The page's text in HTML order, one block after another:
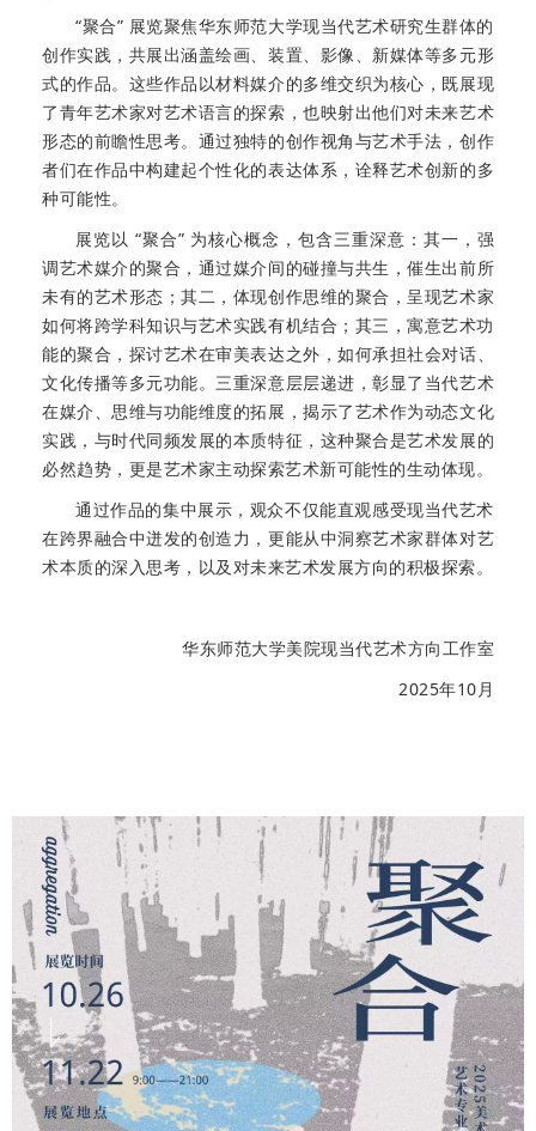
“聚合” 展览聚焦华东师范大学现当代艺术研究生群体的
创作实践，共展出涵盖绘画、装置、影像、新媒体等多元形
式的作品。这些作品以材料媒介的多维交织为核心，既展现
了青年艺术家对艺术语言的探索，也映射出他们对未来艺术
形态的前瞻性思考。通过独特的创作视角与艺术手法，创作
者们在作品中构建起个性化的表达体系，诠释艺术创新的多
种可能性。
展览以 “聚合” 为核心概念，包含三重深意：其一，强
调艺术媒介的聚合，通过媒介间的碰撞与共生，催生出前所
未有的艺术形态；其二，体现创作思维的聚合，呈现艺术家
如何将跨学科知识与艺术实践有机结合；其三，寓意艺术功
能的聚合，探讨艺术在审美表达之外，如何承担社会对话、
文化传播等多元功能。三重深意层层递进，彰显了当代艺术
在媒介、思维与功能维度的拓展，揭示了艺术作为动态文化
实践，与时代同频发展的本质特征，这种聚合是艺术发展的
必然趋势，更是艺术家主动探索艺术新可能性的生动体现。
通过作品的集中展示，观众不仅能直观感受现当代艺术
在跨界融合中迸发的创造力，更能从中洞察艺术家群体对艺
术本质的深入思考，以及对未来艺术发展方向的积极探索。
华东师范大学美院现当代艺术方向工作室
2025年10月